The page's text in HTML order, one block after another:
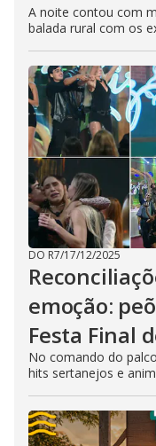
A noite contou com
balada rural com os
DO R7/17/12/2025
emoção:
Festa Final
No comando do
hits sertanejos e